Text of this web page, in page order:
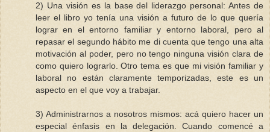
2) Una visión es la base del liderazgo personal: Antes de
leer el libro yo tenía una visión a futuro de lo que quería
lograr en el entorno familiar y entorno laboral, pero al
repasar el segundo hábito me di cuenta que tengo una alta
motivación al poder, pero no tengo ninguna visión clara de
como quiero lograrlo. Otro tema es que mi visión familiar y
laboral no están claramente temporizadas, este es un
aspecto en el que voy a trabajar.
3) Administrarnos a nosotros mismos: acá quiero hacer un
especial énfasis en la delegación. Cuando comencé a